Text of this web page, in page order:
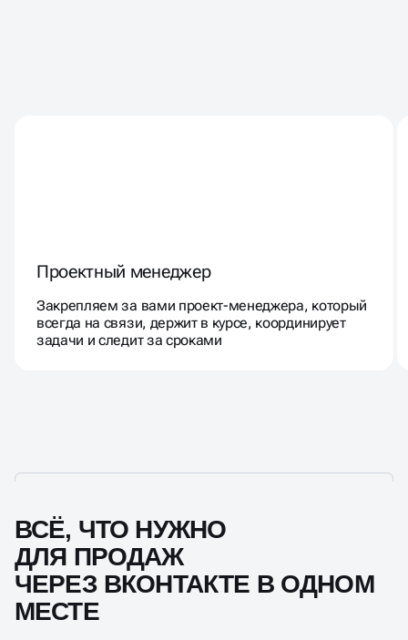
Проектный менеджер
Закрепляем за вами проект-менеджера, который
всегда на связи, держит в курсе, координирует
задачи и следит за сроками
ВСЁ, ЧТО НУЖНО
ДЛЯ ПРОДАЖ
ЧЕРЕЗ ВКОНТАКТЕ В ОДНОМ
МЕСТЕ